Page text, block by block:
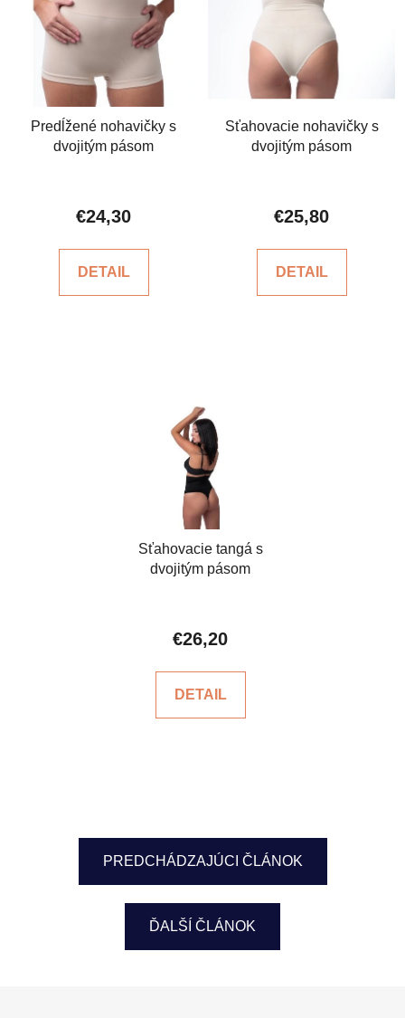
Predĺžené nohavičky s
dvojitým pásom
€24,30
DETAIL
Sťahovacie nohavičky s
dvojitým pásom
€25,80
DETAIL
Sťahovacie tangá s
dvojitým pásom
€26,20
DETAIL
PREDCHÁDZAJÚCI ČLÁNOK
ĎALŠÍ ČLÁNOK